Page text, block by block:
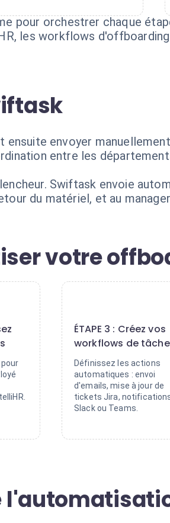
pour orchestrer chaque
les workflows
envoyer
entre les
Swiftask envoie
du matériel, et au
votre
ÉTAPE 3 : Créez vos
workflows de
Définissez les actions
automatiques : envoi
d'emails, mise à jour de
tickets Jira,
Slack ou Teams.